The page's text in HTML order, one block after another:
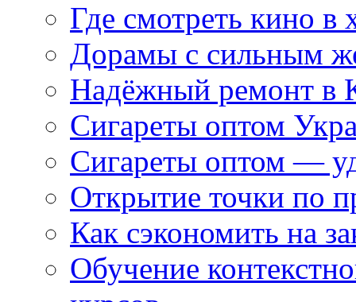
Где смотреть кино в
Дорамы с сильным
Надёжный ремонт в
Сигареты оптом
Сигареты оптом —
Открытие точки по
Как сэкономить на
Обучение